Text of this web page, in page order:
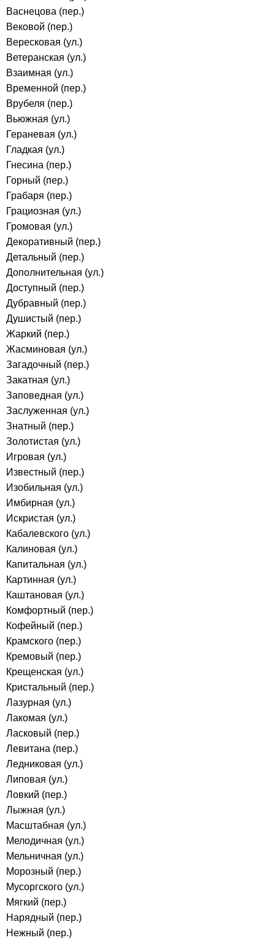
Васнецова (пер.)
Вековой (пер.)
Вересковая (ул.)
Ветеранская (ул.)
Взаимная (ул.)
Временной (пер.)
Врубеля (пер.)
Вьюжная (ул.)
Гераневая (ул.)
Гладкая (ул.)
Гнесина (пер.)
Горный (пер.)
Грабаря (пер.)
Грациозная (ул.)
Громовая (ул.)
Декоративный (пер.)
Детальный (пер.)
Дополнительная (ул.)
Доступный (пер.)
Дубравный (пер.)
Душистый (пер.)
Жаркий (пер.)
Жасминовая (ул.)
Загадочный (пер.)
Закатная (ул.)
Заповедная (ул.)
Заслуженная (ул.)
Знатный (пер.)
Золотистая (ул.)
Игровая (ул.)
Известный (пер.)
Изобильная (ул.)
Имбирная (ул.)
Искристая (ул.)
Кабалевского (ул.)
Калиновая (ул.)
Капитальная (ул.)
Картинная (ул.)
Каштановая (ул.)
Комфортный (пер.)
Кофейный (пер.)
Крамского (пер.)
Кремовый (пер.)
Крещенская (ул.)
Кристальный (пер.)
Лазурная (ул.)
Лакомая (ул.)
Ласковый (пер.)
Левитана (пер.)
Ледниковая (ул.)
Липовая (ул.)
Ловкий (пер.)
Лыжная (ул.)
Масштабная (ул.)
Мелодичная (ул.)
Мельничная (ул.)
Морозный (пер.)
Мусоргского (ул.)
Мягкий (пер.)
Нарядный (пер.)
Нежный (пер.)